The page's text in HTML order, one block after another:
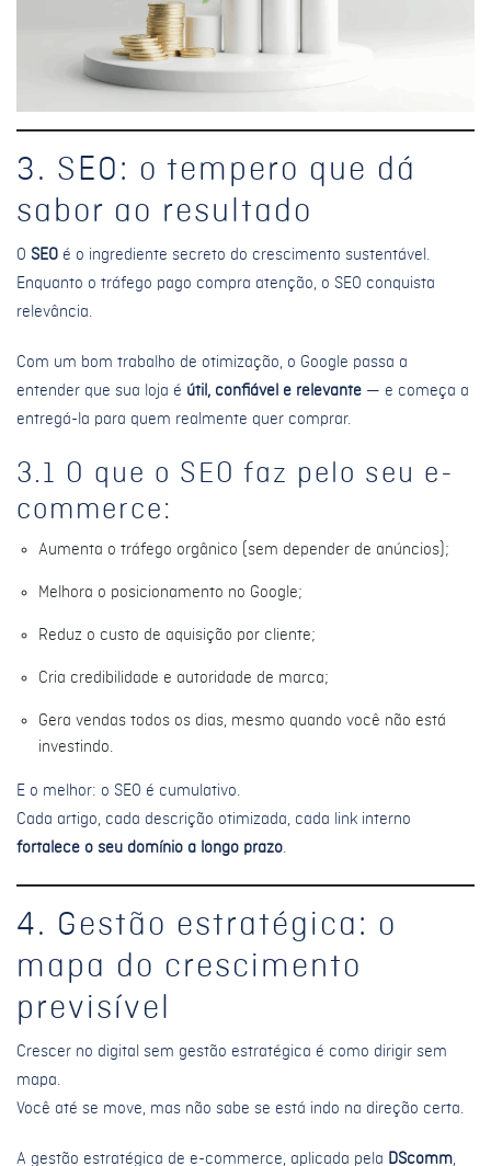
3. SEO: o tempero que dá
sabor ao resultado
O SEO é o ingrediente secreto do crescimento sustentável.
Enquanto o tráfego pago compra atenção, o SEO conquista
relevância.
Com um bom trabalho de otimização, o Google passa a
entender que sua loja é útil, confiável e relevante — e começa a
entregá-la para quem realmente quer comprar.
3.1 O que o SEO faz pelo seu e-
commerce:
Aumenta o tráfego orgânico (sem depender de anúncios);
Melhora o posicionamento no Google;
Reduz o custo de aquisição por cliente;
Cria credibilidade e autoridade de marca;
Gera vendas todos os dias, mesmo quando você não está
investindo.
E o melhor: o SEO é cumulativo.
Cada artigo, cada descrição otimizada, cada link interno
fortalece o seu domínio a longo prazo.
4. Gestão estratégica: o
mapa do crescimento
previsível
Crescer no digital sem gestão estratégica é como dirigir sem
mapa.
Você até se move, mas não sabe se está indo na direção certa.
A gestão estratégica de e-commerce, aplicada pela DScomm,